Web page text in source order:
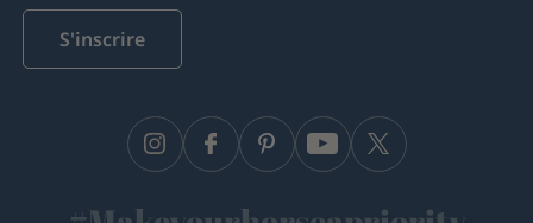
S'inscrire
Facebook Twitter
YouTube
Pinterest
Instagram